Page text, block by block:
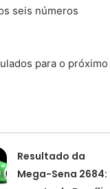
seis números
para o próximo
Resultado da
Mega-Sena 2684: